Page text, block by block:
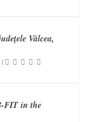
Vâlcea,
|
FIT in the